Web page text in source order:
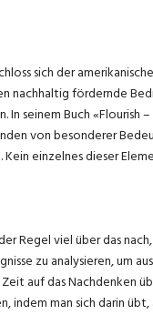
sich der
nachhaltig fördernde
seinem Buch «Flourish
von besonderer
einzelnes dieser
Regel viel über das
zu analysieren, um
auf das Nachdenken
indem man sich darin